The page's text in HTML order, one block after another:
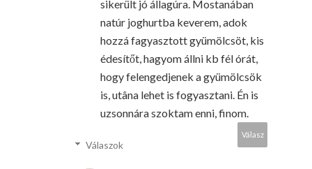
sikerült jó állagúra. Mostanában
natúr joghurtba keverem, adok
hozzá fagyasztott gyümölcsöt, kis
édesítőt, hagyom állni kb fél órát,
hogy felengedjenek a gyümölcsök
is, utâna lehet is fogyasztani. Én is
uzsonnára szoktam enni, finom.
Válasz
Válaszok